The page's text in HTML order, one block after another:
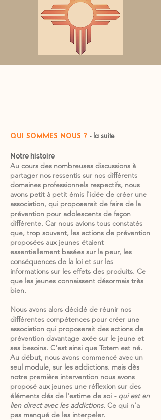
QUI SOMMES NOUS ? - la suite
Notre histoire
Au cours des nombreuses discussions à
partager nos ressentis sur nos différents
domaines professionnels respectifs, nous
avons petit à petit émis l'idée de créer une
association, qui proposerait de faire de la
prévention pour adolescents de façon
différente. Car nous avions tous constatés
que, trop souvent, les actions de prévention
proposées aux jeunes étaient
essentiellement basées sur la peur, les
conséquences de la loi et sur les
informations sur les effets des produits. Ce
que les jeunes connaissent désormais très
bien.
Nous avons alors décidé de réunir nos
différentes compétences pour créer une
association qui proposerait des actions de
prévention davantage axée sur le jeune et
ses besoins. C'est ainsi que Totem est né.
Au début, nous avons commencé avec un
seul module, sur les addictions. mais dès
notre première intervention nous avons
proposé aux jeunes une réflexion sur des
éléments clés de l'estime de soi - qui est en
lien direct avec les addictions. Ce qui n'a
pas manqué de les interpeler.